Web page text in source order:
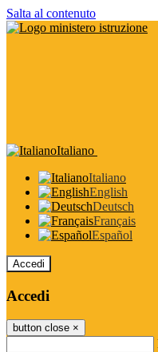
Salta al contenuto
Italiano
Italiano
English
Deutsch
Français
Español
Accedi
Accedi
button close ×